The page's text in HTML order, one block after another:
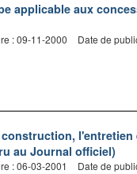
applicable aux
: 09-11-2000 Date de
au Journal officiel)
: 06-03-2001 Date de